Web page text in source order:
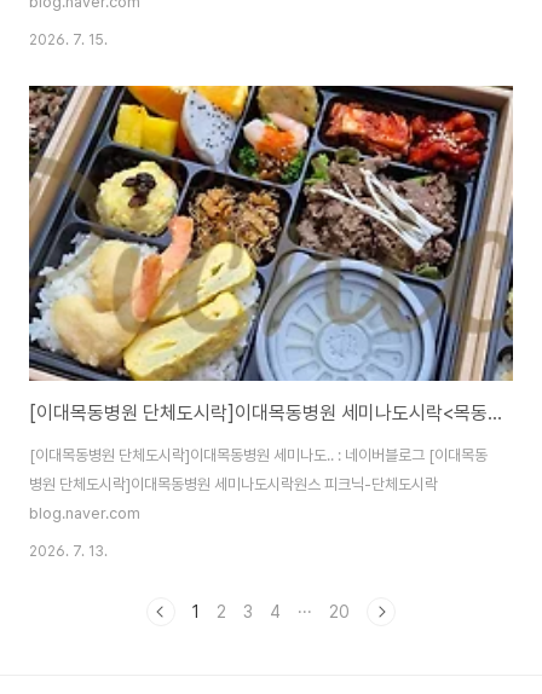
2026. 7. 15.
[이대목동병원 단체도시락]이대목동병원 세미나도시락<목동도시락/단체도시락/도시락케이터링:원스피크닉>
[이대목동병원 단체도시락]이대목동병원 세미나도.. : 네이버블로그 [이대목동
병원 단체도시락]이대목동병원 세미나도시락원스 피크닉-단체도시락
blog.naver.com
2026. 7. 13.
1 2 3 4 ··· 20